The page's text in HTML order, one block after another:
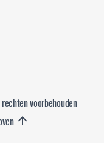
voorbehouden